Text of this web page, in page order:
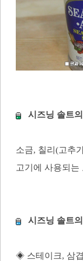
시즈닝 솔트
소금, 칠리(고추
고기에 사용되는
시즈닝 솔트
◈ 스테이크, 삼